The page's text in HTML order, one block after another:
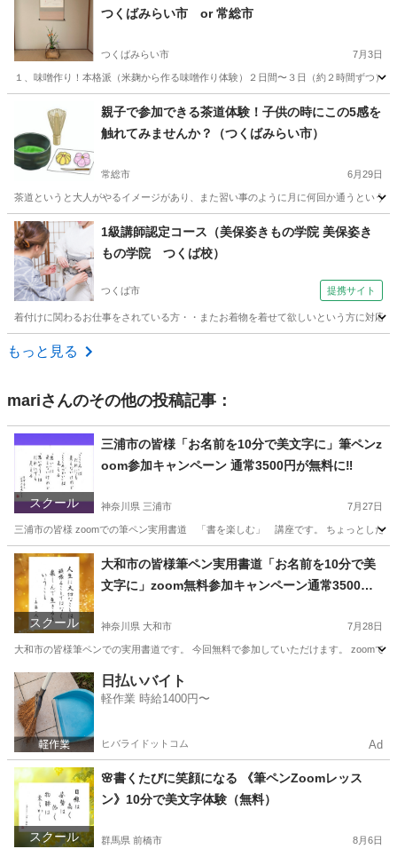
つくばみらい市 or 常総市
つくばみらい市 7月3日
１、味噌作り！本格派（米麹から作る味噌作り体験）２日間〜３日（約２時間ずつ）
つくばみらい市 日本文化 東京 品川区 日本文化
味噌
親子で参加できる茶道体験！子供の時にこの5感を
触れてみませんか？（つくばみらい市）
常総市 6月29日
茶道というと大人がやるイメージがあり、また習い事のように月に何回か通うという
茨城 常総市 日本文化
1級講師認定コース（美保姿きもの学院 美保姿き
もの学院 つくば校）
つくば市 提携サイト
着付けに関わるお仕事をされている方・・またお着物を着せて欲しいという方に対応
茨城 つくば市
もっと見る
mariさんのその他の投稿記事：
スクール
三浦市の皆様「お名前を10分で美文字に」筆ペンz
oom参加キャンペーン 通常3500円が無料に‼️
神奈川県 三浦市 7月27日
三浦市の皆様 zoomでの筆ペン実用書道 「書を楽しむ」 講座です。 ちょっとした
神奈川 三浦市 書道 美文
スクール
大和市の皆様筆ペン実用書道「お名前を10分で美
文字に」zoom無料参加キャンペーン通常3500円
神奈川県 大和市 7月28日
大和市の皆様筆ペンでの実用書道です。 今回無料で参加していただけます。 zoom
神奈川 大和市 書道 文字
日払いバイト
軽作業 時給1400円〜
ヒバライドットコム Ad
スクール
🌸書くたびに笑顔になる 《筆ペンZoomレッス
ン》10分で美文字体験（無料）
群馬県 前橋市 8月6日